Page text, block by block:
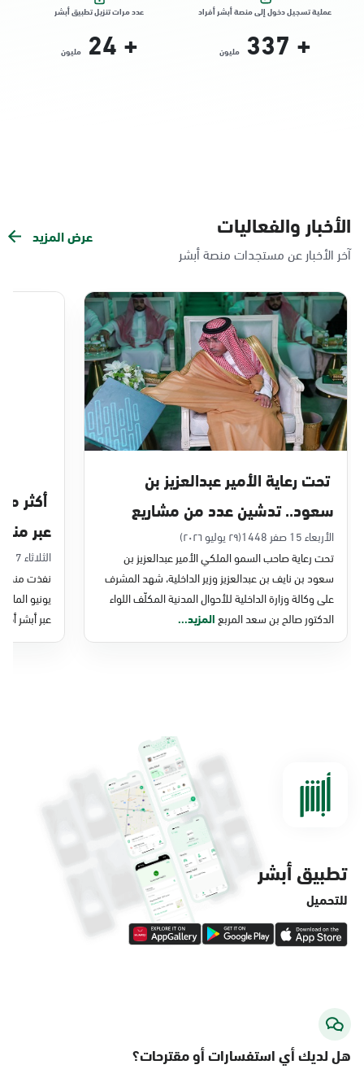
عملية تسجيل دخول إلى منصة أبشر أفراد
+
337 مليون
عدد مرات تنزيل تطبيق أبشر
+
24 مليون
الأخبار والفعاليات
آخر الأخبار عن مستجدات منصة أبشر
عرض المزيد
تحت رعاية الأمير عبدالعزيز بن
سعود.. تدشين عدد من مشاريع
التحول الرقمي والخدمات الإلكترونية
للأحوال المدنية
الأربعاء 15 صفر 1448
(٢٩ يوليو ٢٠٢٦)
تحت رعاية صاحب السمو الملكي الأمير عبدالعزيز بن
سعود بن نايف بن عبدالعزيز وزير الداخلية، شهد المشرف
على وكالة وزارة الداخلية للأحوال المدنية المكلّف اللواء
الدكتور صالح بن سعد المربعالمزيد...
عبر
الثلاثاء 7 صفر 1448
نفذت منصة
عبر أبشر
تطبيق أبشر
للتحميل
هل لديك أي استفسارات أو مقترحات؟